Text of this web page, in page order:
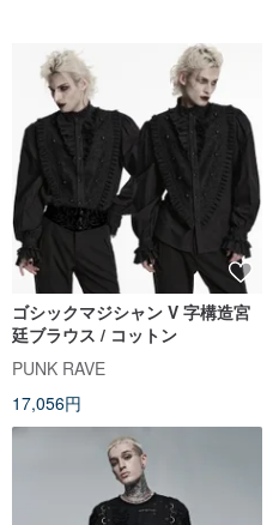
ゴシックマジシャン V 字構造宮
廷ブラウス / コットン
PUNK RAVE
17,056円